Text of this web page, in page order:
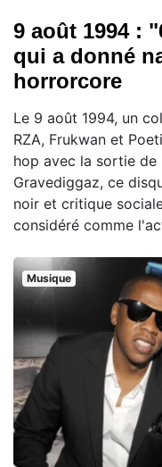
9 août 1994 :
qui a donné
horrorcore
Le 9 août 1994, un
RZA, Frukwan et
hop avec la sortie de
Gravediggaz, ce
noir et critique
considéré comme
Musique